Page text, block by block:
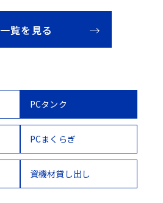
一覧を見る
PCタンク
PCまくらぎ
資機材貸し出し